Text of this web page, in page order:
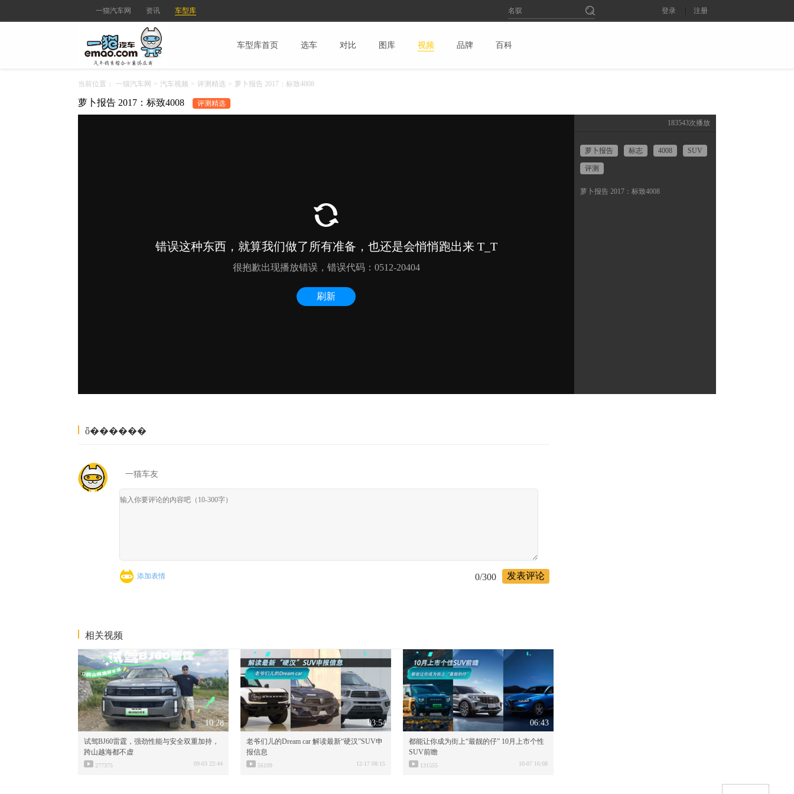
一猫汽车网 资讯 车型库 登录 注册
车型库首页 选车 对比 图库 视频 品牌 百科
当前位置： 一猫汽车网 > 汽车视频 > 评测精选 > 萝卜报告 2017：标致4008
萝卜报告 2017：标致4008 评测精选
183543次播放
萝卜报告 标志 4008 SUV
评测
萝卜报告 2017：标致4008
ȫ������
一猫车友
添加表情 发表评论
0/300
相关视频
10:28
试驾BJ60雷霆，强劲性能与安全双重加持，
跨山越海都不虚
277375 09-03 22:44
03:54
老爷们儿的Dream car 解读最新“硬汉”SUV申
报信息
56109 12-17 08:15
06:43
都能让你成为街上“最靓的仔” 10月上市个性
SUV前瞻
131555 10-07 16:08